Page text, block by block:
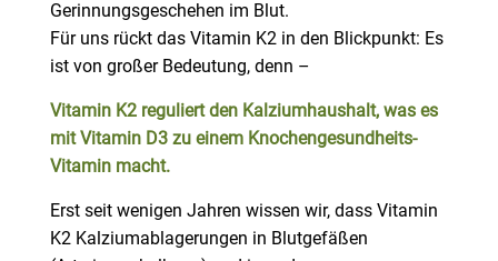
Gerinnungsgeschehen im Blut.
Für uns rückt das Vitamin K2 in den Blickpunkt: Es
ist von großer Bedeutung, denn –
Vitamin K2 reguliert den Kalziumhaushalt, was es
mit Vitamin D3 zu einem Knochengesundheits-
Vitamin macht.
Erst seit wenigen Jahren wissen wir, dass Vitamin
K2 Kalziumablagerungen in Blutgefäßen